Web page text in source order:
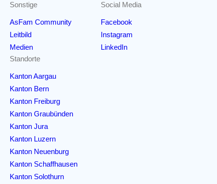
Standorte
Kanton Aargau
Kanton Bern
Kanton Freiburg
Kanton Graubünden
Kanton Jura
Kanton Luzern
Kanton Neuenburg
Kanton Schaffhausen
Kanton Solothurn
Sonstige
AsFam Community
Leitbild
Medien
Social Media
Facebook
Instagram
LinkedIn